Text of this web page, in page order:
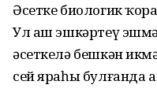
Әсетке биологик
Ул аш эшкәртеү
әсеткелә бешкән
сей яраһы булғанда